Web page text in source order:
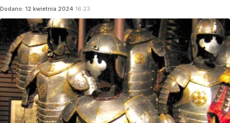
Dodano: 12 kwietnia 2024 16:23